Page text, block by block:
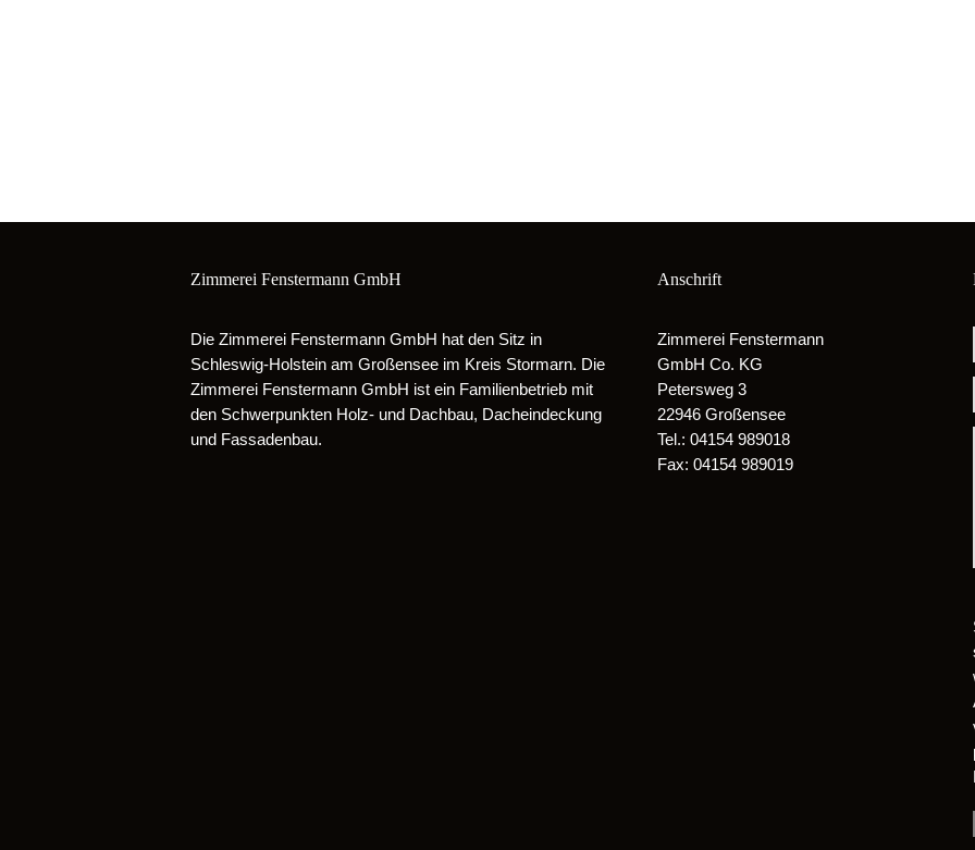
Zimmerei Fenstermann GmbH
Die Zimmerei Fenstermann GmbH hat den Sitz in
Schleswig-Holstein am Großensee im Kreis Stormarn. Die
Zimmerei Fenstermann GmbH ist ein Familienbetrieb mit
den Schwerpunkten Holz- und Dachbau, Dacheindeckung
und Fassadenbau.
Anschrift
Zimmerei Fenstermann
GmbH Co. KG
Petersweg 3
22946 Großensee
Tel.: 04154 989018
Fax: 04154 989019